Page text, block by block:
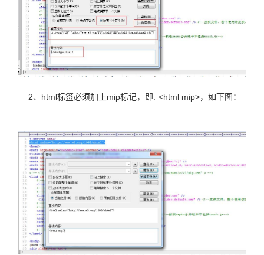
2、html标签必须加上mip标记，即: <html mip>，如下图：